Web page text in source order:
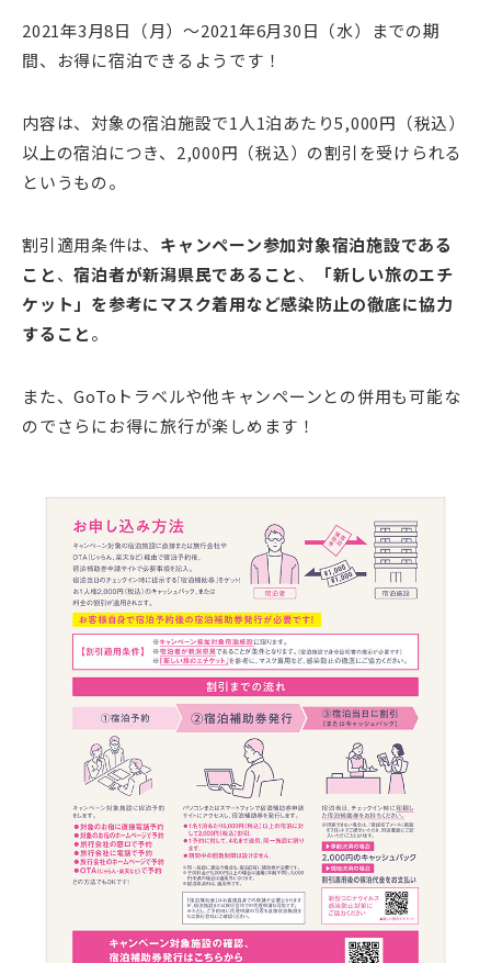
2021年3月8日（月）～2021年6月30日（水）までの期
間、お得に宿泊できるようです！
内容は、対象の宿泊施設で1人1泊あたり5,000円（税込）
以上の宿泊につき、2,000円（税込）の割引を受けられる
というもの。
割引適用条件は、 キャンペーン参加対象宿泊施設である
こと、宿泊者が新潟県民であること、
「新しい旅のエチ
ケット」を参考にマスク着用など感染防止の徹底に協力
すること。
また、GoToトラベルや他キャンペーンとの併用も可能な
のでさらにお得に旅行が楽しめます！